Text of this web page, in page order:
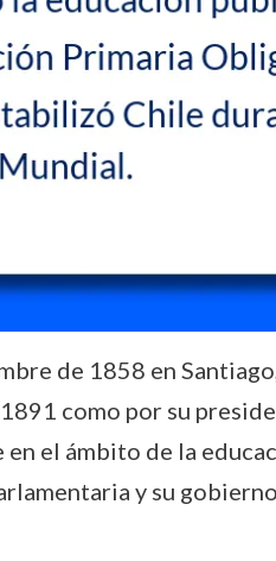
de 1858 en
como por su
el ámbito de la
y su